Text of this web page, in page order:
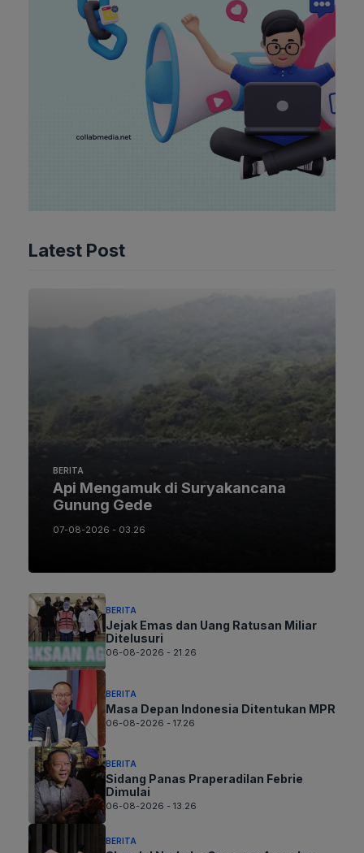
Latest Post
BERITA
Api Mengamuk di Suryakancana
Gunung Gede
07-08-2026 - 03.26
BERITA
Jejak Emas dan Uang Ratusan Miliar
Ditelusuri
06-08-2026 - 21.26
BERITA
Masa Depan Indonesia Ditentukan MPR
06-08-2026 - 17.26
BERITA
Sidang Panas Praperadilan Febrie
Dimulai
06-08-2026 - 13.26
BERITA